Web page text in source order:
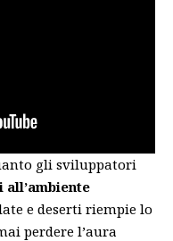
gli sviluppatori
e deserti riempie lo
perdere l’aura